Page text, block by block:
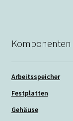
Komponenten
Arbeitsspeicher
Festplatten
Gehäuse